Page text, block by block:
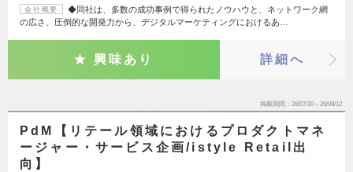
会社概要
◆同社は、多数の成功事例で得られたノウハウと、ネットワーク網
の広さ、圧倒的な開発力から、デジタルマーケティングにおけるあ…
興味あり 詳細へ
掲載期間 26/07/30～26/08/12
PdM【リテール領域におけるプロダクトマネ
ージャー・サービス企画/istyle Retail出
向】